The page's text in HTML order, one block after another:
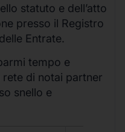
statuto e dell’atto
presso il Registro
Entrate.
tempo e
di notai partner
snello e